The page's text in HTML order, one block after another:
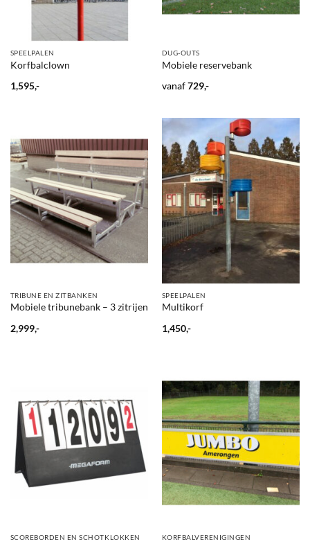
SPEELPALEN
Korfbalclown
1,595,-
DUG-OUTS
Mobiele reservebank
vanaf729,-
TRIBUNE EN ZITBANKEN
Mobiele tribunebank – 3 zitrijen
2,999,-
SPEELPALEN
Multikorf
1,450,-
SCOREBORDEN EN SCHOTKLOKKEN KORFBALVERENIGINGEN